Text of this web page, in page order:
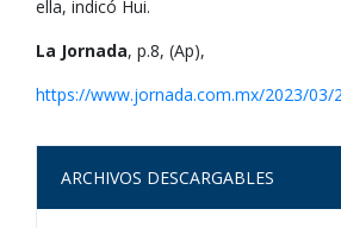
ella, indicó Hui.
La Jornada, p.8, (Ap),
https://www.jornada.com.mx/2023/03/
ARCHIVOS DESCARGABLES